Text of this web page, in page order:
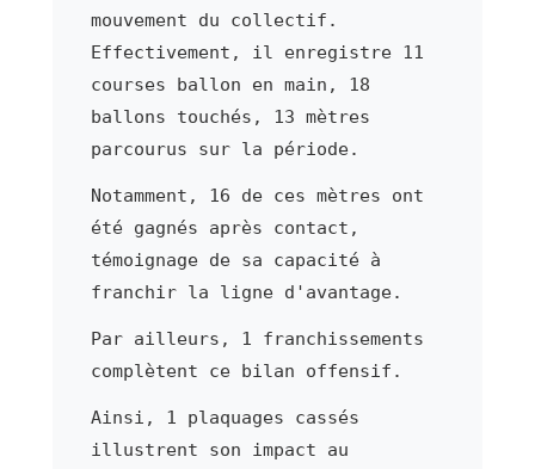
mouvement du collectif.
Effectivement, il enregistre 11
courses ballon en main, 18
ballons touchés, 13 mètres
parcourus sur la période.
Notamment, 16 de ces mètres ont
été gagnés après contact,
témoignage de sa capacité à
franchir la ligne d'avantage.
Par ailleurs, 1 franchissements
complètent ce bilan offensif.
Ainsi, 1 plaquages cassés
illustrent son impact au